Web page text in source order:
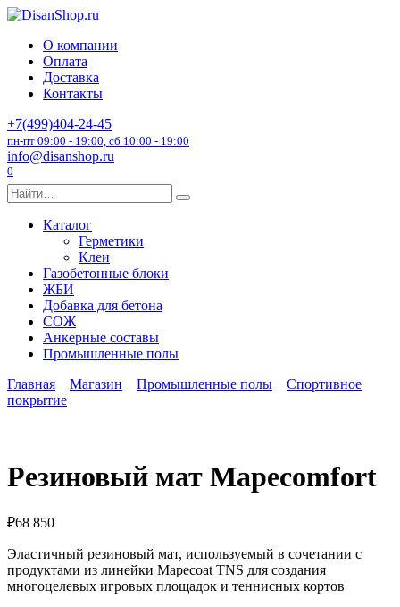
Перейти
содержанию
О компании
Оплата
Доставка
Контакты
+7(499)404-24-45
пн-пт 09:00 - 19:00, сб 10:00 - 19:00
info@disanshop.ru
0
Search
for:
Каталог
Герметики
Клеи
Газобетонные блоки
ЖБИ
Добавка для бетона
СОЖ
Анкерные составы
Промышленные полы
Главная
Магазин Промышленные полы
Спортивное
покрытие
Резиновый мат Mapecomfort
₽68 850
Эластичный резиновый мат, используемый в сочетании с
продуктами из линейки Mapecoat TNS для создания
многоцелевых игровых площадок и теннисных кортов